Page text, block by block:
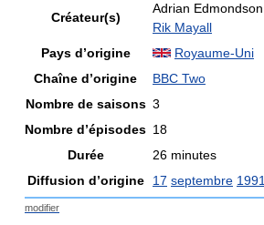
Créateur(s)
Adrian Edmondson
Rik Mayall
Pays d’origine
Royaume-Uni
Chaîne d’origine
BBC Two
Nombre de saisons 3
Nombre d’épisodes 18
Durée
26 minutes
Diffusion d’origine
17 septembre 1991
modifier